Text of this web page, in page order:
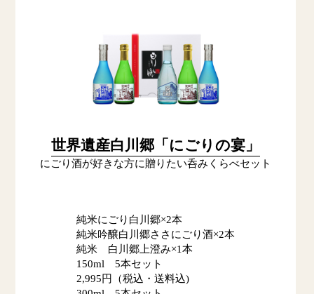
世界遺産白川郷「にごりの宴」
にごり酒が好きな方に贈りたい呑みくらべセット
純米にごり白川郷×2本
純米吟醸白川郷ささにごり酒×2本
純米 白川郷上澄み×1本
150ml 5本セット
2,995円（税込・送料込)